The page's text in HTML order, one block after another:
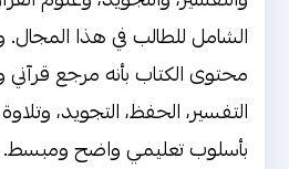
الشامل للطالب في هذا
محتوى الكتاب بأنه مرجع
التفسير، الحفظ، التجويد،
بأسلوب تعليمي واضح ومبسط.